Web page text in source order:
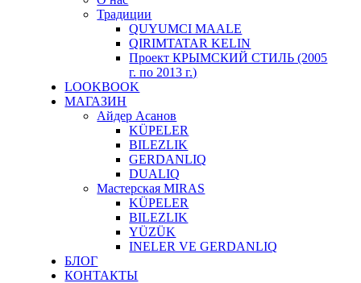
Традиции
QUYUMCI MAALE
QIRIMTATAR KELIN
Проект КРЫМСКИЙ СТИЛЬ (2005
г. по 2013 г.)
LOOKBOOK
МАГАЗИН
Айдер Асанов
KÜPELER
BILEZLIK
GERDANLIQ
DUALIQ
Мастерская MIRAS
KÜPELER
BILEZLIK
YÜZÜK
INELER VE GERDANLIQ
БЛОГ
КОНТАКТЫ